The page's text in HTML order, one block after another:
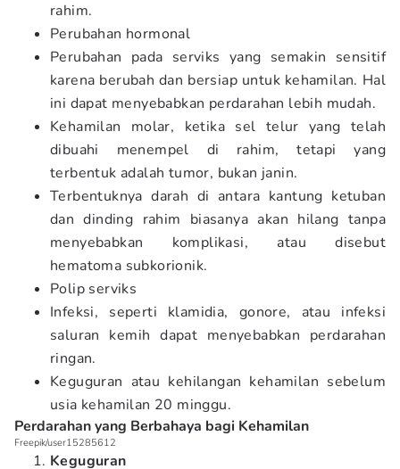
rahim.
Perubahan hormonal
Perubahan pada serviks yang semakin sensitif
karena berubah dan bersiap untuk kehamilan. Hal
ini dapat menyebabkan perdarahan lebih mudah.
Kehamilan molar, ketika sel telur yang telah
dibuahi menempel di rahim, tetapi yang
terbentuk adalah tumor, bukan janin.
Terbentuknya darah di antara kantung ketuban
dan dinding rahim biasanya akan hilang tanpa
menyebabkan komplikasi, atau disebut
hematoma subkorionik.
Polip serviks
Infeksi, seperti klamidia, gonore, atau infeksi
saluran kemih dapat menyebabkan perdarahan
ringan.
Keguguran atau kehilangan kehamilan sebelum
usia kehamilan 20 minggu.
Perdarahan yang Berbahaya bagi Kehamilan
Freepik/user15285612
Keguguran